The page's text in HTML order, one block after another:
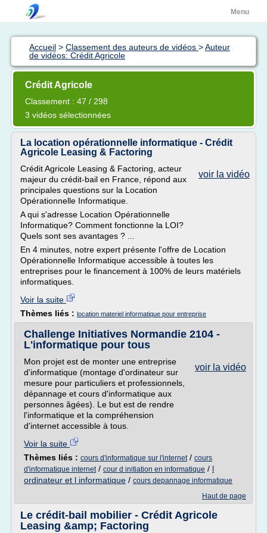
Menu
Accueil > Classement des auteurs de vidéos >Auteur
de vidéos: Crédit Agricole
Crédit Agricole
Classement : 47 / 298
3 vidéos sélectionnées
La location opérationnelle informatique - Crédit
Agricole Leasing & Factoring
voir la vidéo
Crédit Agricole Leasing & Factoring, acteur
majeur du crédit-bail en France, répond aux
principales questions sur la Location
Opérationnelle Informatique.
A qui s'adresse Location Opérationnelle
Informatique? Comment fonctionne la LOI?
Quels sont ses avantages ? ...
En 4 minutes, notre expert présente l'offre de Location
Opérationnelle Informatique accessible à toutes les
entreprises pour le financement à 100% de leurs matériels
informatiques.
Voir la suite
Thèmes liés : location materiel informatique pour entreprise
Challenge Initiatives Normandie 2104 -
L'informatique pour tous
voir la vidéo
Mon projet est de monter une entreprise
d'informatique (montage d'ordinateur sur
mesure pour particuliers et professionnels,
dépannage et cours d'informatique aux
personnes âgées). Le but est de rendre
l'informatique et la compréhension
d'internet accessible à tous.
Voir la suite
Thèmes liés : cours d'informatique sur l'internet/ cours
d'informatique internet/ cour d initiation en informatique / l
ordinateur et l informatique / cours depannage informatique
Haut de page
Le crédit-bail mobilier - Crédit Agricole
Leasing &amp; Factoring